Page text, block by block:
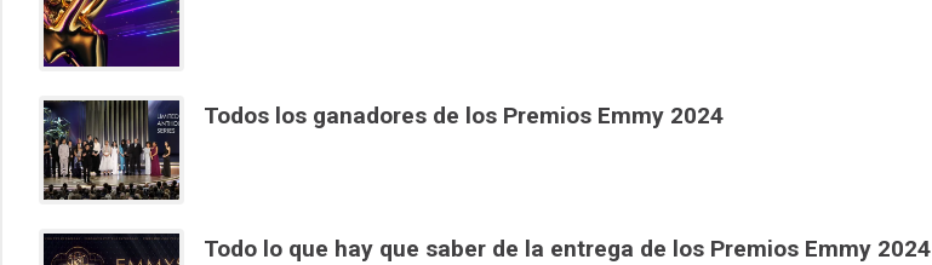
Todos los ganadores de los Premios Emmy 2024
Todo lo que hay que saber de la entrega de los Premios Emmy 2024